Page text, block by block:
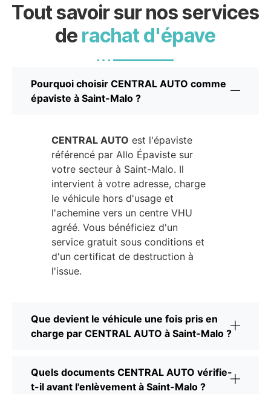
Tout savoir sur nos services
de rachat d'épave
Pourquoi choisir CENTRAL AUTO comme
épaviste à Saint-Malo ?
CENTRAL AUTO est l'épaviste
référencé par Allo Épaviste sur
votre secteur à Saint-Malo. Il
intervient à votre adresse, charge
le véhicule hors d'usage et
l'achemine vers un centre VHU
agréé. Vous bénéficiez d'un
service gratuit sous conditions et
d'un certificat de destruction à
l'issue.
Que devient le véhicule une fois pris en
charge par CENTRAL AUTO à Saint-Malo ?
Quels documents CENTRAL AUTO vérifie-
t-il avant l'enlèvement à Saint-Malo ?